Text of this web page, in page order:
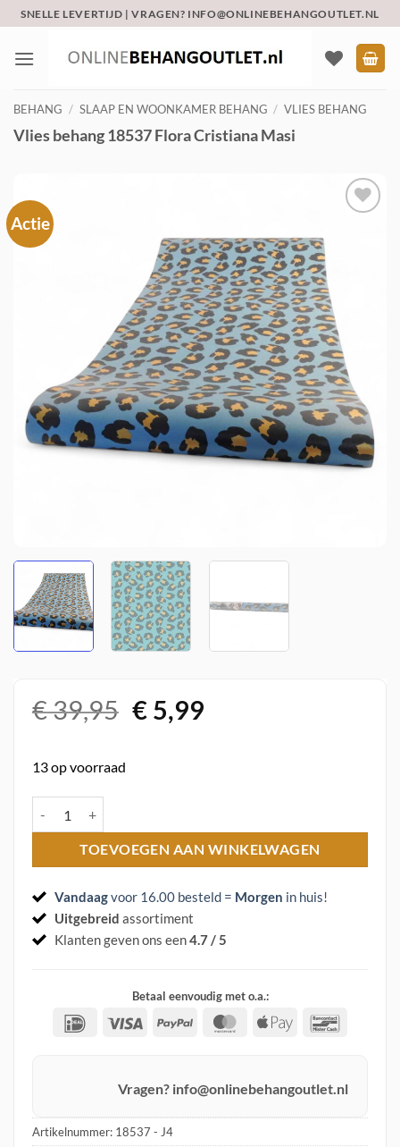
naar
inhoud
SNELLE LEVERTIJD | VRAGEN? INFO@ONLINEBEHANGOUTLET.NL
BEHANG / SLAAP EN WOONKAMER BEHANG / VLIES BEHANG
Vlies behang 18537 Flora Cristiana Masi
Actie
verlanglijst
€39,95 Oorspronkelijke
€5,99Huidige
13 op voorraad
TOEVOEGEN AAN WINKELWAGEN
Vandaagvoor 16.00 besteld = Morgen in huis!
Uitgebreid assortiment
Klanten geven ons een4.7 / 5
Betaal eenvoudig met o.a.:
IDeal Visa PayPal MasterCard
Apple
Vragen? info@onlinebehangoutlet.nl
Artikelnummer: 18537 - J4